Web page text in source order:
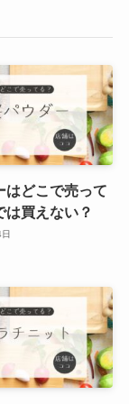
はどこで売って
は買えない？